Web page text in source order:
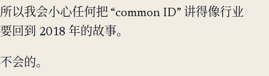
所以我会小心任何把 “common ID” 讲得像行业
要回到 2018 年的故事。
不会的。